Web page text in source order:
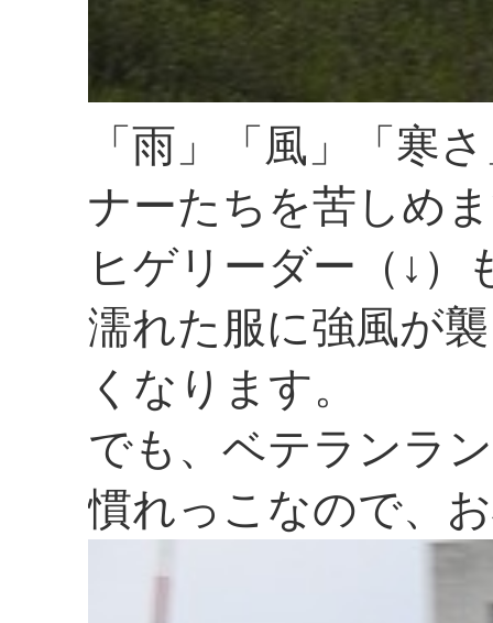
「雨」「風」「寒
ナーたちを苦しめ
ヒゲリーダー（↓）
濡れた服に強風が
くなります。
でも、ベテランラ
慣れっこなので、